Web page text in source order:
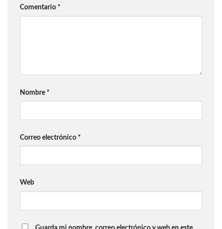
Comentario *
Nombre *
Correo electrónico *
Web